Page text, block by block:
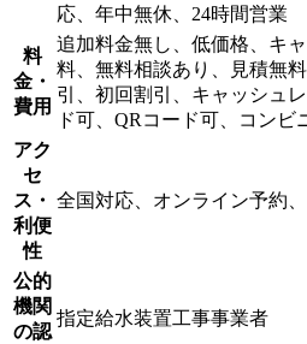
応、年中無休、24時間営業
料
金・
費用
追加料金無し、低価格、キ
料、無料相談あり、見積無
引、初回割引、キャッシュ
ド可、QRコード可、コンビ
アク
セ
ス・
利便
性
全国対応、オンライン予約
公的
機関
の認
指定給水装置工事事業者